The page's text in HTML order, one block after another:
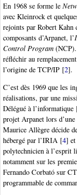
En 1968 se forme le
avec Kleinrock et
rejoints par Robert
composants d’Arpanet, l’
Control Program
réfléchir au
l’origine de TCP/IP [2].
C’est dès 1969 que les
réalisations, par une
Délégué à l’informatique
projet Arpanet lors
Maurice Allègre décide
hébergé par l’IRIA [4]
polytechnicien à l’esprit
notamment sur les
Fernando Corbató sur
programmable de